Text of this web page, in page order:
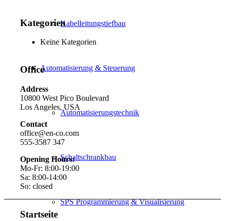
Kabelleitungstiefbau
Automatisierung & Steuerung
Automatisierungstechnik
Schaltschrankbau
SPS Programmierung & Visualisierung
Kategorien
Keine Kategorien
Office
Address
10800 West Pico Boulevard
Los Angeles, USA
Contact
office@en-co.com
555-3587 347
Opening Hours:
Mo-Fr: 8:00-19:00
Sa: 8:00-14:00
So: closed
Startseite